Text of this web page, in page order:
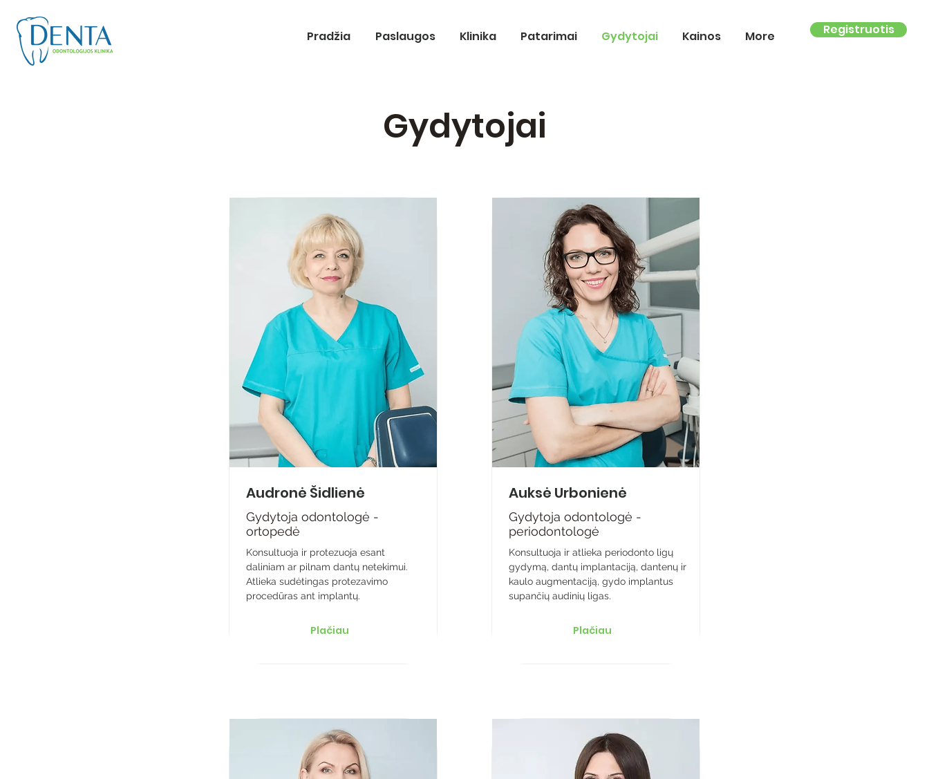
Pradžia Paslaugos Klinika Patarimai Gydytojai Kainos More Registruotis
Gydytojai
Audronė Šidlienė
Gydytoja odontologė -
ortopedė
Konsultuoja ir protezuoja esant
daliniam ar pilnam dantų netekimui.
Atlieka sudėtingas protezavimo
procedūras ant implantų.
Plačiau
Auksė Urbonienė
Gydytoja odontologė -
periodontologė
Konsultuoja ir atlieka periodonto ligų
gydymą, dantų implantaciją, dantenų ir
kaulo augmentaciją, gydo implantus
supančių audinių ligas.
Plačiau